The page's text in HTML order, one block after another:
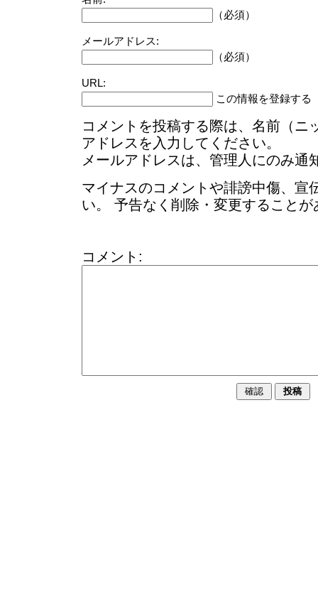
（必須）
メールアドレス:
（必須）
URL:
この情報を登録する
コメントを投稿する際は、名前（ニ
アドレスを入力してください。
メールアドレスは、管理人にのみ通
マイナスのコメントや誹謗中傷、宣
い。 予告なく削除・変更することが
コメント: